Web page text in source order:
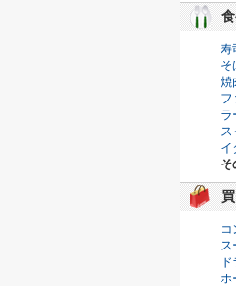
寿
そ
焼
フ
ラ
ス
イ
そ
ス
ホ